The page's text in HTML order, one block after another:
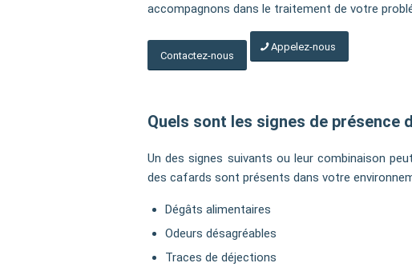
accompagnons dans le traitement de votre
Contactez-nous
Appelez-nous
Quels sont les signes de présence
Un des signes suivants ou leur combinaison
des cafards sont présents dans votre
Dégâts alimentaires
Odeurs désagréables
Traces de déjections